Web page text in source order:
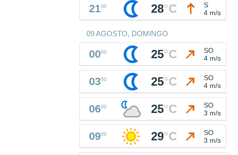
2100 28°C
S
4 m/s
09 AGOSTO, DOMINGO
0000 25°C
SO
4 m/s
0300 25°C
SO
4 m/s
0600 25°C
SO
3 m/s
0900 29°C
SO
3 m/s